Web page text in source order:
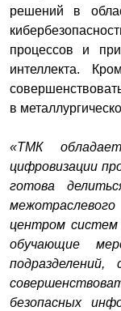
решений в
процессов и
интеллекта.
в
«ТМК
цифровизации
готова
центром систем
обучающие
безопасных